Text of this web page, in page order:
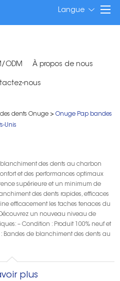
Langue
ODM À propos de nous
nous
dents Onuge >Onuge Pap bandes
Unis
blanchiment des dents au charbon
et des performances optimaux
supérieure et un minimum de
des dents rapides, efficaces
efficacement les taches tenaces du
un nouveau niveau de
– Condition : Produit 100% neuf et
Bandes de blanchiment des dents au
plus